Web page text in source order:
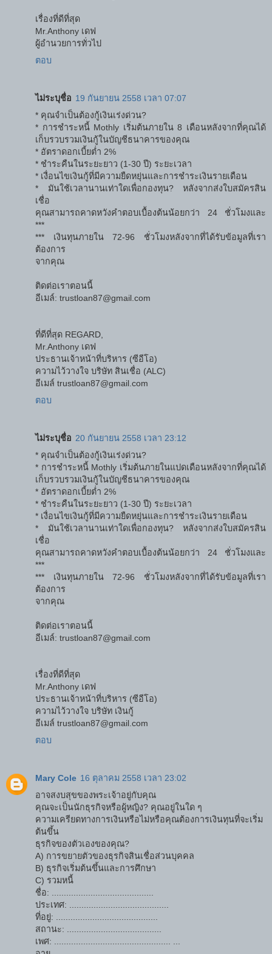
เรื่องที่ดีที่สุด
Mr.Anthony เดฟ
ผู้อำนวยการทั่วไป
ตอบ
ไม่ระบุชื่อ 19 กันยายน 2558 เวลา 07:07
* คุณจำเป็นต้องกู้เงินเร่งด่วน?
* การชำระหนี้ Mothly เริ่มต้นภายใน 8 เดือนหลังจากที่คุณได้
เก็บรวบรวมเงินกู้ในบัญชีธนาคารของคุณ
* อัตราดอกเบี้ยต่ำ 2%
* ชําระคืนในระยะยาว (1-30 ปี) ระยะเวลา
* เงื่อนไขเงินกู้ที่มีความยืดหยุ่นและการชำระเงินรายเดือน
* มันใช้เวลานานเท่าใดเพื่อกองทุน? หลังจากส่งใบสมัครสิน
เชื่อ
คุณสามารถคาดหวังคำตอบเบื้องต้นน้อยกว่า 24 ชั่วโมงและ
***
*** เงินทุนภายใน 72-96 ชั่วโมงหลังจากที่ได้รับข้อมูลที่เรา
ต้องการ
จากคุณ
ติดต่อเราตอนนี้
อีเมล์: trustloan87@gmail.com
ที่ดีที่สุด REGARD,
Mr.Anthony เดฟ
ประธานเจ้าหน้าที่บริหาร (ซีอีโอ)
ความไว้วางใจ บริษัท สินเชื่อ (ALC)
อีเมล์ trustloan87@gmail.com
ตอบ
ไม่ระบุชื่อ 20 กันยายน 2558 เวลา 23:12
* คุณจำเป็นต้องกู้เงินเร่งด่วน?
* การชำระหนี้ Mothly เริ่มต้นภายในแปดเดือนหลังจากที่คุณได้
เก็บรวบรวมเงินกู้ในบัญชีธนาคารของคุณ
* อัตราดอกเบี้ยต่ำ 2%
* ชําระคืนในระยะยาว (1-30 ปี) ระยะเวลา
* เงื่อนไขเงินกู้ที่มีความยืดหยุ่นและการชำระเงินรายเดือน
* มันใช้เวลานานเท่าใดเพื่อกองทุน? หลังจากส่งใบสมัครสิน
เชื่อ
คุณสามารถคาดหวังคำตอบเบื้องต้นน้อยกว่า 24 ชั่วโมงและ
***
*** เงินทุนภายใน 72-96 ชั่วโมงหลังจากที่ได้รับข้อมูลที่เรา
ต้องการ
จากคุณ
ติดต่อเราตอนนี้
อีเมล์: trustloan87@gmail.com
เรื่องที่ดีที่สุด
Mr.Anthony เดฟ
ประธานเจ้าหน้าที่บริหาร (ซีอีโอ)
ความไว้วางใจ บริษัท เงินกู้
อีเมล์ trustloan87@gmail.com
ตอบ
Mary Cole 16 ตุลาคม 2558 เวลา 23:02
อาจสงบสุขของพระเจ้าอยู่กับคุณ
คุณจะเป็นนักธุรกิจหรือผู้หญิง? คุณอยู่ในใด ๆ
ความเครียดทางการเงินหรือไม่หรือคุณต้องการเงินทุนที่จะเริ่ม
ต้นขึ้น
ธุรกิจของตัวเองของคุณ?
A) การขยายตัวของธุรกิจสินเชื่อส่วนบุคคล
B) ธุรกิจเริ่มต้นขึ้นและการศึกษา
C) รวมหนี้
ชื่อ: ..........................................
ประเทศ: .........................................
ที่อยู่: ..........................................
สถานะ: .......................................
เพศ: ................................................ ...